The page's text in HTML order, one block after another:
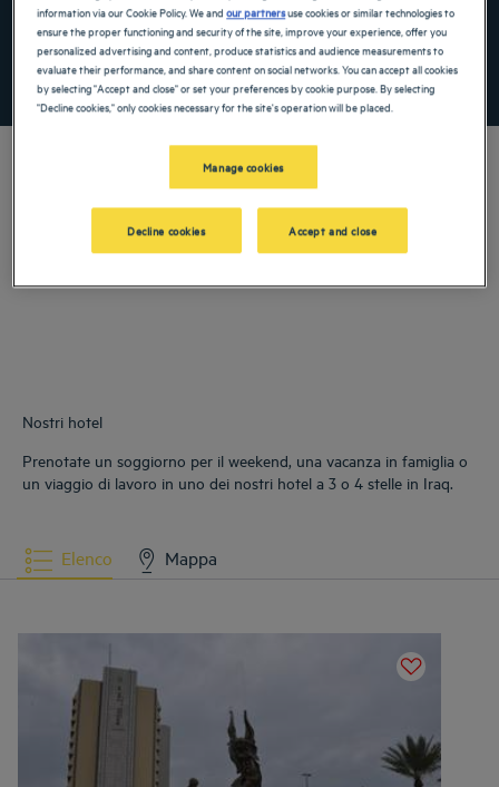
TROVA UN HOTEL
Aggiungi un codice speciale
Durante il vostro viaggio in Iraq, soggiornate nei nostri hotel a 4 e 5 stelle! Il
Nostri hotel
Prenotate un soggiorno per il weekend, una vacanza in famiglia o
un viaggio di lavoro in uno dei nostri hotel a 3 o 4 stelle in Iraq.
Elenco Mappa
information via our Cookie Policy. We andour partnersuse cookies or similar technologies to
ensure the proper functioning and security of the site, improve your experience, offer you
personalized advertising and content, produce statistics and audience measurements to
evaluate their performance, and share content on social networks. You can accept all cookies
by selecting "Accept and close" or set your preferences by cookie purpose. By selecting
"Decline cookies," only cookies necessary for the site's operation will be placed.
Manage cookies
Decline cookies Accept and close